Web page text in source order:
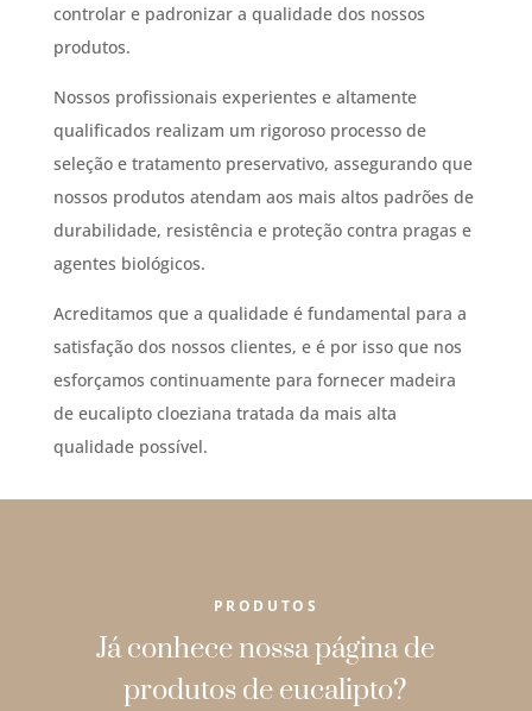
controlar e padronizar a qualidade dos nossos
produtos.
Nossos profissionais experientes e altamente
qualificados realizam um rigoroso processo de
seleção e tratamento preservativo, assegurando que
nossos produtos atendam aos mais altos padrões de
durabilidade, resistência e proteção contra pragas e
agentes biológicos.
Acreditamos que a qualidade é fundamental para a
satisfação dos nossos clientes, e é por isso que nos
esforçamos continuamente para fornecer madeira
de eucalipto cloeziana tratada da mais alta
qualidade possível.
PRODUTOS
Já conhece nossa página de
produtos de eucalipto?